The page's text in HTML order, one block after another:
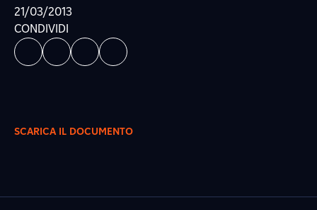
21/03/2013
CONDIVIDI
SCARICA IL DOCUMENTO